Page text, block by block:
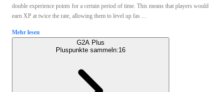
double experience points for a certain period of time. This means that players would
earn XP at twice the rate, allowing them to level up fas ...
Mehr lesen
G2A Plus
Pluspunkte sammeln:16